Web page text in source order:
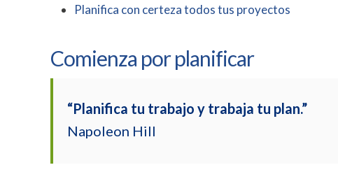
Planifica con certeza todos tus proyectos
Comienza por planificar
“Planifica tu trabajo y trabaja tu plan.”
Napoleon Hill